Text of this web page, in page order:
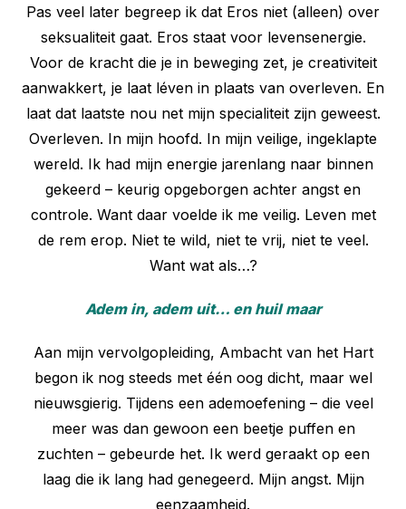
Pas veel later begreep ik dat Eros niet (alleen) over
seksualiteit gaat. Eros staat voor levensenergie.
Voor de kracht die je in beweging zet, je creativiteit
aanwakkert, je laat léven in plaats van overleven. En
laat dat laatste nou net mijn specialiteit zijn geweest.
Overleven. In mijn hoofd. In mijn veilige, ingeklapte
wereld. Ik had mijn energie jarenlang naar binnen
gekeerd – keurig opgeborgen achter angst en
controle. Want daar voelde ik me veilig. Leven met
de rem erop. Niet te wild, niet te vrij, niet te veel.
Want wat als…?
Adem in, adem uit… en huil maar
Aan mijn vervolgopleiding, Ambacht van het Hart
begon ik nog steeds met één oog dicht, maar wel
nieuwsgierig. Tijdens een ademoefening – die veel
meer was dan gewoon een beetje puffen en
zuchten – gebeurde het. Ik werd geraakt op een
laag die ik lang had genegeerd. Mijn angst. Mijn
eenzaamheid.